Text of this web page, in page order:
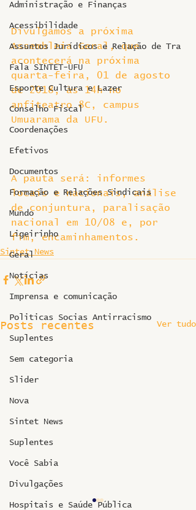
Administração e Finanças
Acessibilidade
Assuntos Jurídicos e Relação de Tra
Fala SINTET-UFU
Esporte Cultura e Lazer
Conselho Fiscal
Coordenações
Efetivos
Documentos
Formação e Relações Sindicais
Mundo
Ligeirinho
Geral
Notícias
Imprensa e comunicação
Politicas Socias Antirracismo
Suplentes
Sem categoria
Slider
Nova
Sintet News
Suplentes
Você Sabia
Divulgações
Hospitais e Saúde Pública
Divulgamos a próxima
Assembleia Geral, que
acontecerá na próxima
quarta-feira, 01 de agosto
de 2018, às 14h no
anfiteatro 8C, campus
Umuarama da UFU.
A pauta será: informes
locais e nacionais, análise
de conjuntura, paralisação
nacional em 10/08 e, por
fim, encaminhamentos.
Sintet News
Posts recentes Ver tudo